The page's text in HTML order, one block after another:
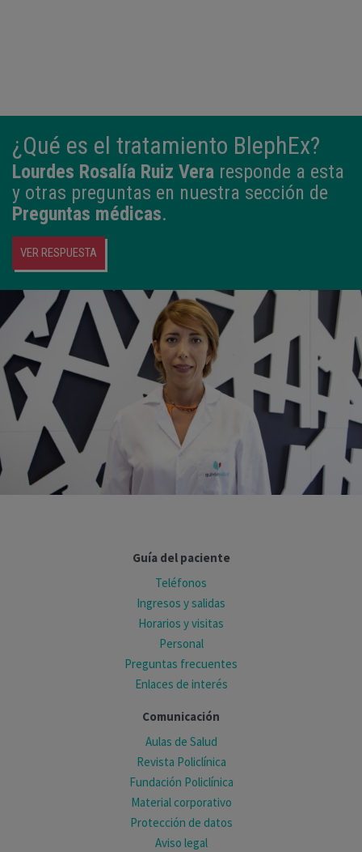
¿Qué es el tratamiento BlephEx?
Lourdes Rosalía Ruiz Vera responde a esta
y otras preguntas en nuestra sección de
Preguntas médicas.
VER RESPUESTA
Guía del paciente
Teléfonos
Ingresos y salidas
Horarios y visitas
Personal
Preguntas frecuentes
Enlaces de interés
Comunicación
Aulas de Salud
Revista Policlínica
Fundación Policlínica
Material corporativo
Protección de datos
Aviso legal